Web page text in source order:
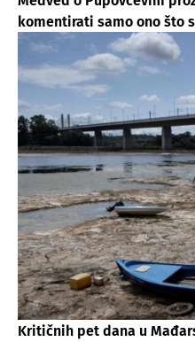
komentirati samo ono što
Kritičnih pet dana u